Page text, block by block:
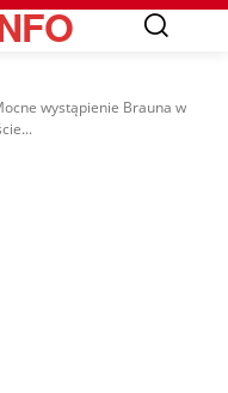
wystąpienie Brauna w